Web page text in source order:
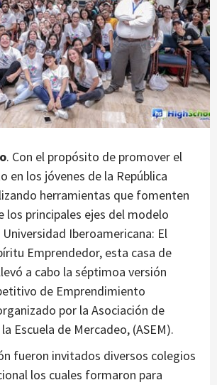
. Con el propósito de promover el
en los jóvenes de la República
herramientas que fomenten
los principales ejes del modelo
Iberoamericana: El
Emprendedor, esta casa de
a cabo la séptimoa versión
de Emprendimiento
por la Asociación de
Escuela de Mercadeo, (ASEM).
fueron invitados diversos colegios
los cuales formaron para